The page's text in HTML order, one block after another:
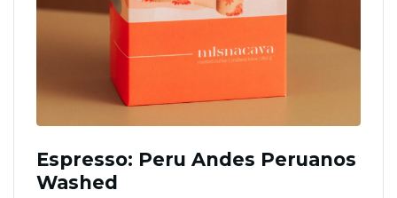
Espresso: Peru Andes Peruanos
Washed